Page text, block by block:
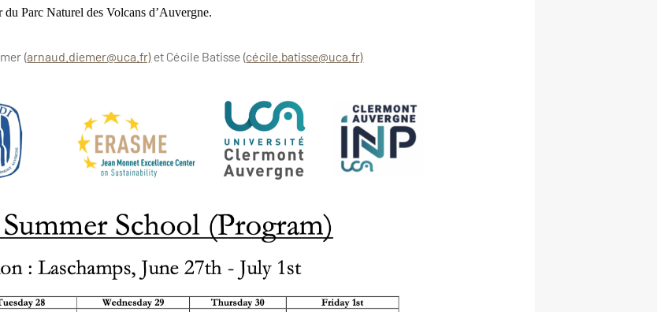
Parc Naturel des Volcans d’Auvergne.
(arnaud.diemer@uca.fr)et Cécile Batisse (cécile.batisse@uca.fr)